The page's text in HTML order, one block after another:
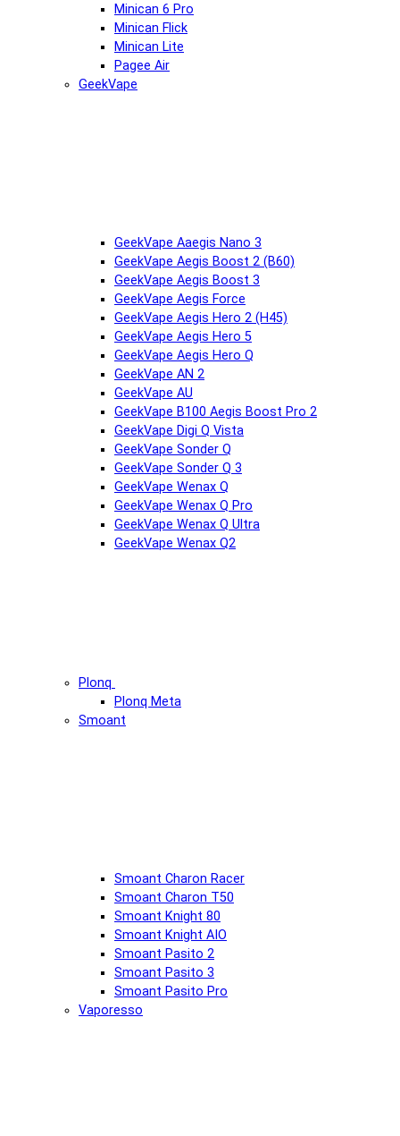
Minican 6 Pro
Minican Flick
Minican Lite
Pagee Air
GeekVape
GeekVape Aaegis Nano 3
GeekVape Aegis Boost 2 (B60)
GeekVape Aegis Boost 3
GeekVape Aegis Force
GeekVape Aegis Hero 2 (H45)
GeekVape Aegis Hero 5
GeekVape Aegis Hero Q
GeekVape AN 2
GeekVape AU
GeekVape B100 Aegis Boost Pro 2
GeekVape Digi Q Vista
GeekVape Sonder Q
GeekVape Sonder Q 3
GeekVape Wenax Q
GeekVape Wenax Q Pro
GeekVape Wenax Q Ultra
GeekVape Wenax Q2
Plonq
Plonq Meta
Smoant
Smoant Charon Racer
Smoant Charon T50
Smoant Knight 80
Smoant Knight AIO
Smoant Pasito 2
Smoant Pasito 3
Smoant Pasito Pro
Vaporesso